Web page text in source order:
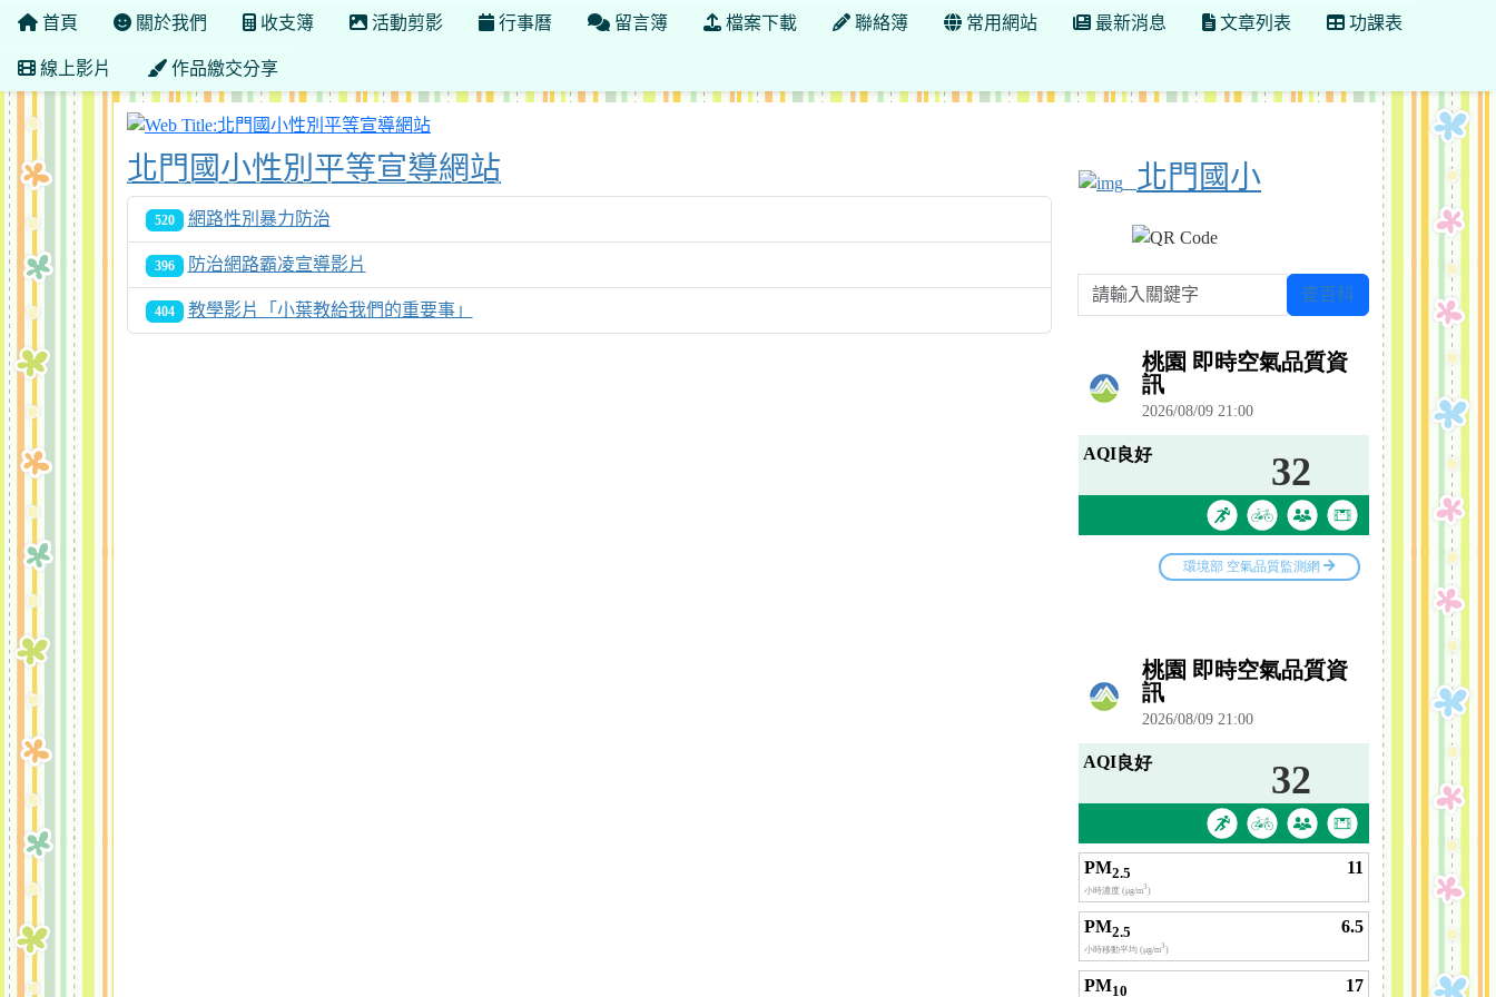
首頁 關於我們 收支簿 活動剪影 行事曆 留言簿 檔案下載 聯絡簿 常用網站 最新消息 文章列表 功課表
線上影片 作品繳交分享
北門國小性別平等宣導網站
北門國小性別平等宣導網站
520 網路性別暴力防治
396 防治網路霸凌宣導影片
404 教學影片「小葉教給我們的重要事」
北門國小
請輸入關鍵字 查百科